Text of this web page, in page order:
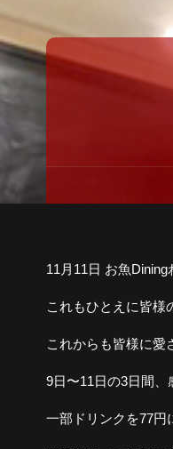
11月11日 お魚Dining
これもひとえに皆様
これからも皆様に愛
9日〜11日の3日間、
一部ドリンクを77円